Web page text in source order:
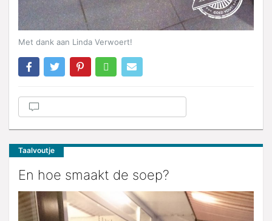
Met dank aan Linda Verwoert!
Taalvoutje
En hoe smaakt de soep?